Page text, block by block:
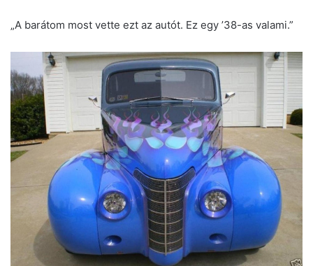
„A barátom most vette ezt az autót. Ez egy ’38-as valami.”